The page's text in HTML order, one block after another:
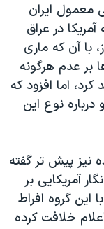
ایران
در عراق
با آن که ماری
بر عدم هرگونه
اما افزود که
درباره نوع این
نیز پیش تر گفته
آمریکایی بر
این گروه افراط
خلافت کرده